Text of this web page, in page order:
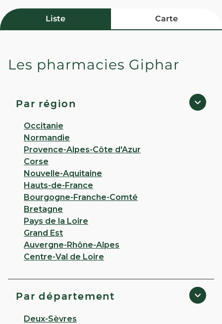
Liste Carte
PHARMACIE DE LA PADERNE -
Ouvert
de 08:45 à 20:00
5 ALLEE DES FRERES HIGOUNENG 31170
Tournefeuille
Appeler
PLUS D'INFO
CHOISIR CETTE PHARMACIE
Les pharmacies Giphar
Par région
Occitanie
Normandie
Provence-Alpes-Côte d'Azur
Corse
Nouvelle-Aquitaine
Hauts-de-France
Bourgogne-Franche-Comté
Bretagne
Pays de la Loire
Grand Est
Auvergne-Rhône-Alpes
Centre-Val de Loire
Par département
Deux-Sèvres